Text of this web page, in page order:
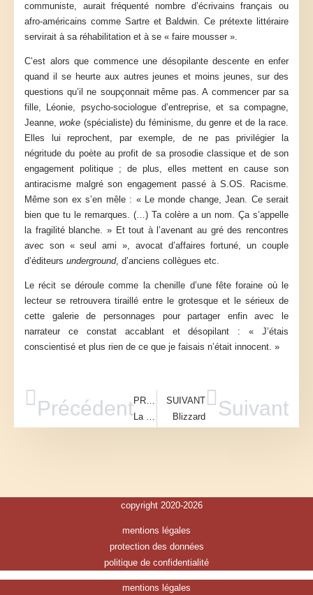
communiste, aurait fréquenté nombre d’écrivains français ou
afro-américains comme Sartre et Baldwin. Ce prétexte littéraire
servirait à sa réhabilitation et à se « faire mousser ».
C’est alors que commence une désopilante descente en enfer
quand il se heurte aux autres jeunes et moins jeunes, sur des
questions qu’il ne soupçonnait même pas. A commencer par sa
fille, Léonie, psycho-sociologue d’entreprise, et sa compagne,
Jeanne,woke (spécialiste) du féminisme, du genre et de la race.
Elles lui reprochent, par exemple, de ne pas privilégier la
négritude du poète au profit de sa prosodie classique et de son
engagement politique ; de plus, elles mettent en cause son
antiracisme malgré son engagement passé à S.OS. Racisme.
Même son ex s’en mêle : « Le monde change, Jean. Ce serait
bien que tu le remarques. (…) Ta colère a un nom. Ça s’appelle
la fragilité blanche. » Et tout à l’avenant au gré des rencontres
avec son « seul ami », avocat d’affaires fortuné, un couple
d’éditeurs underground, d’anciens collègues etc.
Le récit se déroule comme la chenille d’une fête foraine où le
lecteur se retrouvera tiraillé entre le grotesque et le sérieux de
cette galerie de personnages pour partager enfin avec le
narrateur ce constat accablant et désopilant : « J’étais
conscientisé et plus rien de ce que je faisais n’était innocent. »
Précédent
PRÉCÉDENT
La plus secrète mémoire des hommes
SUIVANT
Blizzard
Suivant
copyright 2020-2026
mentions légales
protection des données
politique de confidentialité
mentions légales